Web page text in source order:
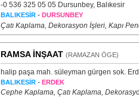
-0 536 325 05 05 Dursunbey, Balıkesir
BALIKESİR- DURSUNBEY
Çatı Kaplama, Dekorasyon İşleri, Kapı
RAMSA İNŞAAT (RAMAZAN ÖGE)
halip paşa mah. süleyman gürgen sok.
BALIKESİR- ERDEK
Cephe Kaplama, Çatı Kaplama,